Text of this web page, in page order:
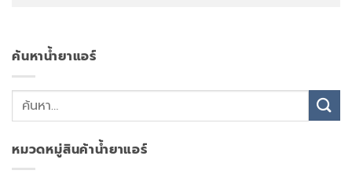
ค้นหาน้ำยาแอร์
หมวดหมู่สินค้าน้ำยาแอร์